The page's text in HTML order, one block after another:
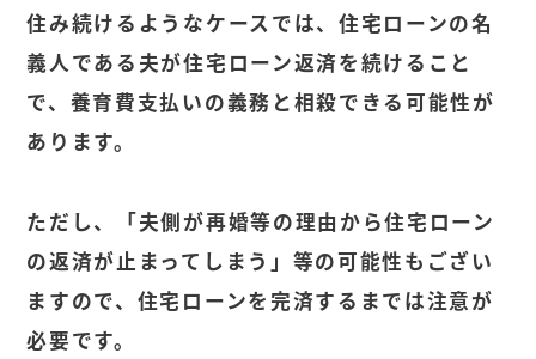
住み続けるようなケースでは、住宅ローンの名
義人である夫が住宅ローン返済を続けること
で、養育費支払いの義務と相殺できる可能性が
あります。
ただし、「夫側が再婚等の理由から住宅ローン
の返済が止まってしまう」等の可能性もござい
ますので、住宅ローンを完済するまでは注意が
必要です。